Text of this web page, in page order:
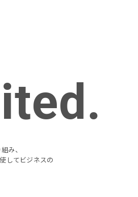
み、
してビジネスの